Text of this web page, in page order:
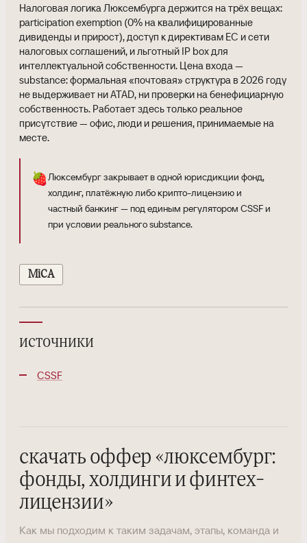
Налоговая логика Люксембурга держится на трёх вещах:
participation exemption (0% на квалифицированные
дивиденды и прирост), доступ к директивам ЕС и сети
налоговых соглашений, и льготный IP box для
интеллектуальной собственности. Цена входа —
substance: формальная «почтовая» структура в 2026 году
не выдерживает ни ATAD, ни проверки на бенефициарную
собственность. Работает здесь только реальное
присутствие — офис, люди и решения, принимаемые на
месте.
🍓Люксембург закрывает в одной юрисдикции фонд,
холдинг, платёжную либо крипто-лицензию и
частный банкинг — под единым регулятором CSSF и
при условии реального substance.
MiCA
источники
CSSF
скачать оффер «люксембург:
фонды, холдинги и финтех-
лицензии»
Как мы подходим к таким задачам, этапы, команда и